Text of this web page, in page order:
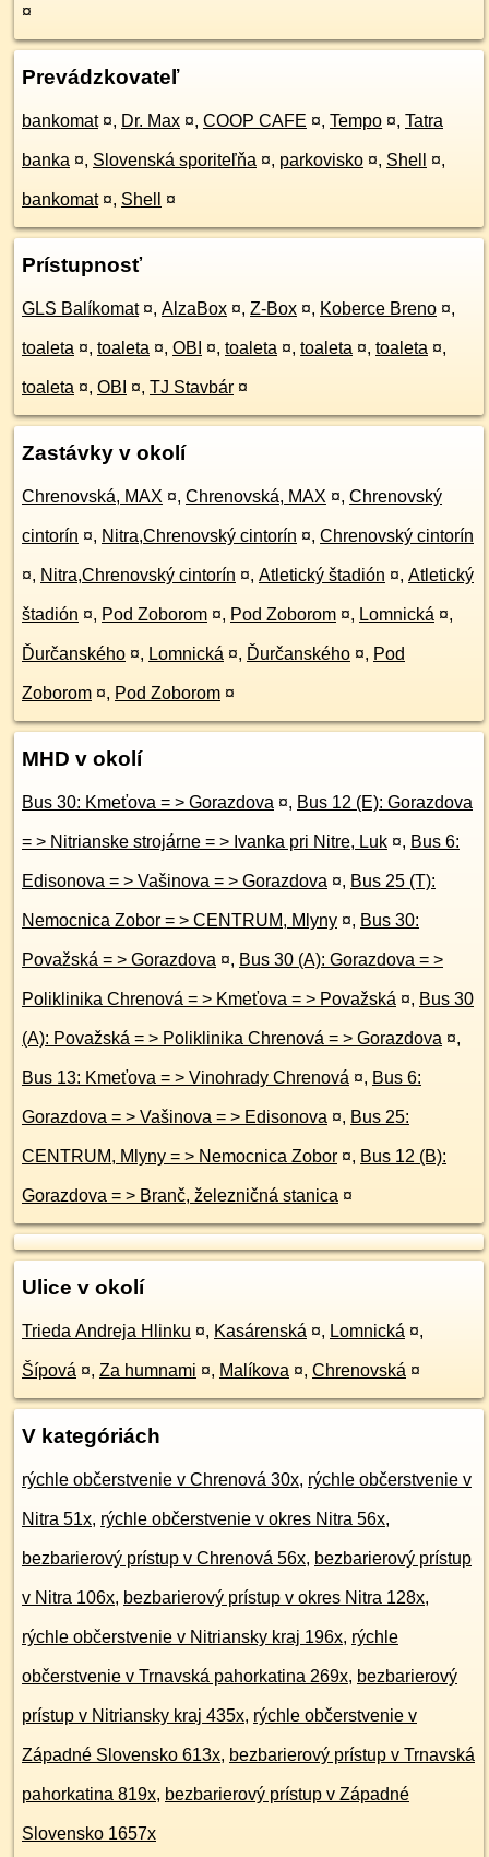
¤
Prevádzkovateľ
bankomat ¤, Dr. Max ¤, COOP CAFE ¤, Tempo ¤, Tatra
banka ¤, Slovenská sporiteľňa ¤, parkovisko ¤, Shell ¤,
bankomat ¤, Shell ¤
Prístupnosť
GLS Balíkomat ¤, AlzaBox ¤, Z-Box ¤, Koberce Breno ¤,
toaleta ¤, toaleta ¤, OBI ¤, toaleta ¤, toaleta ¤, toaleta ¤,
toaleta ¤, OBI ¤, TJ Stavbár ¤
Zastávky v okolí
Chrenovská, MAX ¤, Chrenovská, MAX ¤, Chrenovský
cintorín ¤, Nitra,Chrenovský cintorín ¤, Chrenovský cintorín
¤, Nitra,Chrenovský cintorín ¤, Atletický štadión ¤, Atletický
štadión ¤, Pod Zoborom ¤, Pod Zoborom ¤, Lomnická ¤,
Ďurčanského ¤, Lomnická ¤, Ďurčanského ¤, Pod
Zoborom ¤, Pod Zoborom ¤
MHD v okolí
Bus 30: Kmeťova = > Gorazdova ¤, Bus 12 (E): Gorazdova
= > Nitrianske strojárne = > Ivanka pri Nitre, Luk ¤, Bus 6:
Edisonova = > Vašinova = > Gorazdova ¤, Bus 25 (T):
Nemocnica Zobor = > CENTRUM, Mlyny ¤, Bus 30:
Považská = > Gorazdova ¤, Bus 30 (A): Gorazdova = >
Poliklinika Chrenová = > Kmeťova = > Považská ¤, Bus 30
(A): Považská = > Poliklinika Chrenová = > Gorazdova ¤,
Bus 13: Kmeťova = > Vinohrady Chrenová ¤, Bus 6:
Gorazdova = > Vašinova = > Edisonova ¤, Bus 25:
CENTRUM, Mlyny = > Nemocnica Zobor ¤, Bus 12 (B):
Gorazdova = > Branč, železničná stanica ¤
Ulice v okolí
Trieda Andreja Hlinku ¤, Kasárenská ¤, Lomnická ¤,
Šípová ¤, Za humnami ¤, Malíkova ¤, Chrenovská ¤
V kategóriách
rýchle občerstvenie v Chrenová 30x, rýchle občerstvenie v
Nitra 51x, rýchle občerstvenie v okres Nitra 56x,
bezbarierový prístup v Chrenová 56x, bezbarierový prístup
v Nitra 106x, bezbarierový prístup v okres Nitra 128x,
rýchle občerstvenie v Nitriansky kraj 196x, rýchle
občerstvenie v Trnavská pahorkatina 269x, bezbarierový
prístup v Nitriansky kraj 435x, rýchle občerstvenie v
Západné Slovensko 613x, bezbarierový prístup v Trnavská
pahorkatina 819x, bezbarierový prístup v Západné
Slovensko 1657x